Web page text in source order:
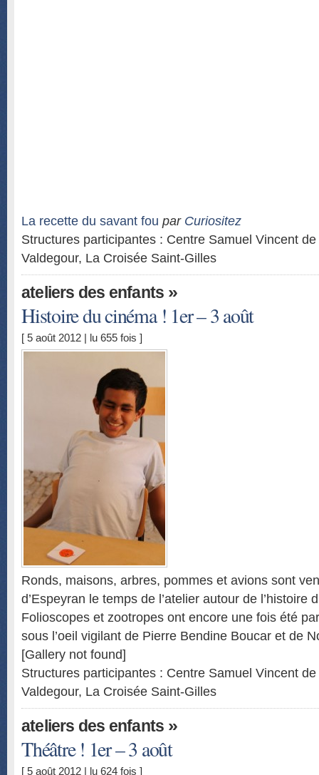
La recette du savant fou par Curiositez
Structures participantes : Centre Samuel Vincent
Valdegour, La Croisée Saint-Gilles
ateliers des enfants »
Histoire du cinéma ! 1er – 3 août
[ 5 août 2012 | lu 655 fois ]
Ronds, maisons, arbres, pommes et avions sont
d’Espeyran le temps de l’atelier autour de l’histoire
Folioscopes et zootropes ont encore une fois été
sous l’oeil vigilant de Pierre Bendine Boucar et de
[Gallery not found]
Structures participantes : Centre Samuel Vincent
Valdegour, La Croisée Saint-Gilles
ateliers des enfants »
Théâtre ! 1er – 3 août
[ 5 août 2012 | lu 624 fois ]